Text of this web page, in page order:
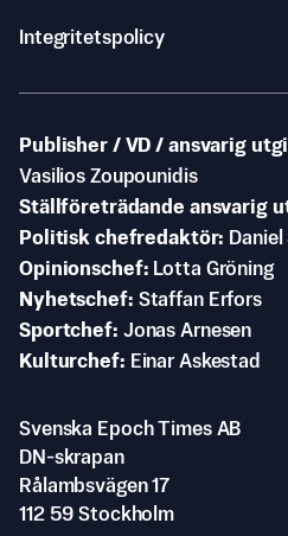
Integritetspolicy
Publisher / VD / ansvarig
Vasilios Zoupounidis
Ställföreträdande ansvarig
Politisk chefredaktör
Opinionschef
Lotta Gröning
Nyhetschef Staffan Erfors
Sportchef Jonas Arnesen
Kulturchef
Einar Askestad
Svenska Epoch Times AB
DN-skrapan
Rålambsvägen 17
112 59 Stockholm